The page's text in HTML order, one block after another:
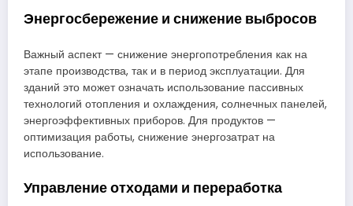
Энергосбережение и снижение выбросов
Важный аспект — снижение энергопотребления как на
этапе производства, так и в период эксплуатации. Для
зданий это может означать использование пассивных
технологий отопления и охлаждения, солнечных панелей,
энергоэффективных приборов. Для продуктов —
оптимизация работы, снижение энергозатрат на
использование.
Управление отходами и переработка